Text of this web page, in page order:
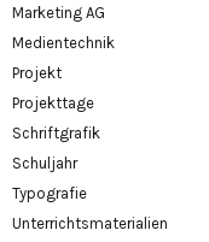
Marketing AG
Medientechnik
Projekt
Projekttage
Schriftgrafik
Schuljahr
Typografie
Unterrichtsmaterialien